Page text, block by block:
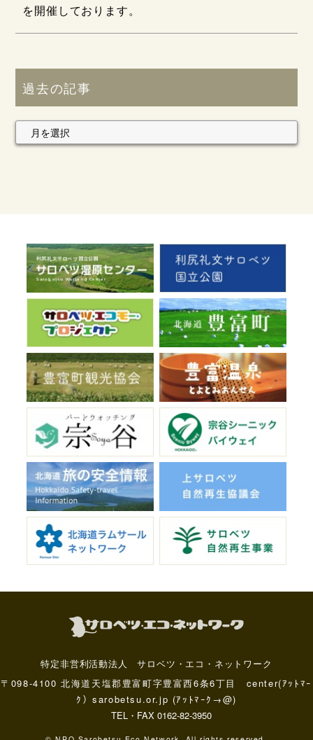
を開催しております。
過去の記事
特定非営利活動法人 サロベツ・エコ・ネットワーク
〒098-4100 北海道天塩郡豊富町字豊富西6条6丁目 center(ｱｯﾄﾏｰ
ｸ）sarobetsu.or.jp (ｱｯﾄﾏｰｸ→@)
TEL・FAX 0162-82-3950